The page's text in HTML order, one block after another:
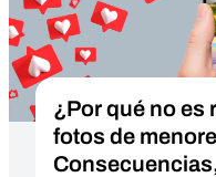
¿Por qué no es
fotos de